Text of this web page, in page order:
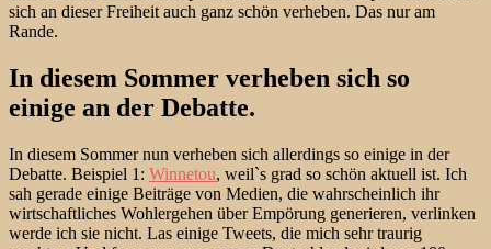
sich an dieser Freiheit auch ganz schön verheben. Das nur am
Rande.
In diesem Sommer verheben sich so
einige an der Debatte.
In diesem Sommer nun verheben sich allerdings so einige in der
Debatte. Beispiel 1: Winnetou, weil`s grad so schön aktuell ist. Ich
sah gerade einige Beiträge von Medien, die wahrscheinlich ihr
wirtschaftliches Wohlergehen über Empörung generieren, verlinken
werde ich sie nicht. Las einige Tweets, die mich sehr traurig